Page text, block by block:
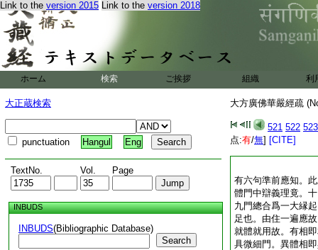
Link to the version 2015 Link to the version 2018
ホーム 検索 ご挨拶 組織 利
大正蔵検索
punctuation Hangul Eng
TextNo. Vol. Page
INBUDS
INBUDS(Bibliographic Database)
Search
大方廣佛華嚴經疏
521 522 523
点:有/無] [CITE]
有六句準前應知。
體門中辯義理竟。
九門總合爲一大縁
足也。由住一遍應
就體就用故。有相
具微細門。異體相